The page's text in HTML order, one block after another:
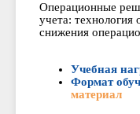
Операционные
учета: технология
снижения
Учебная
Формат
материал